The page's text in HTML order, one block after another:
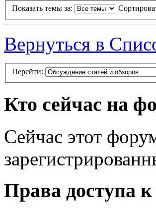
Показать темы за:
Вернуться в
Перейти:
Кто сейчас на
Сейчас этот
Права доступа